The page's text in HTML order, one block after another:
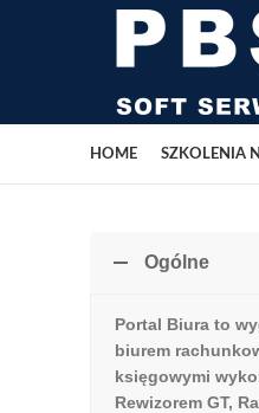
HOME SZKOLENIA
Ogólne
Portal Biura to
biurem
księgowymi
Rewizorem GT,